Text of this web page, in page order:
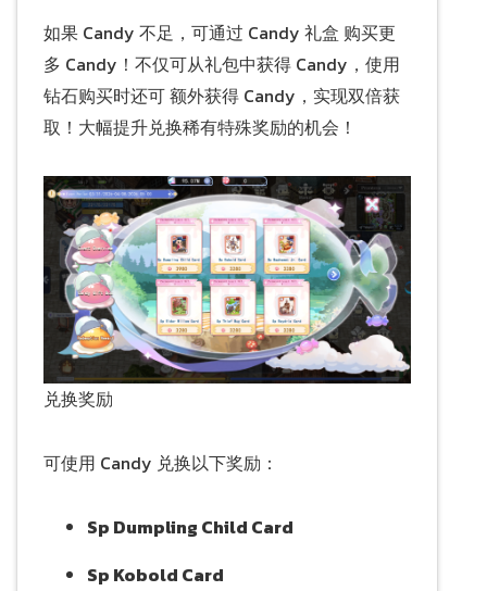
如果 Candy 不足，可通过 Candy 礼盒 购买更
多 Candy！不仅可从礼包中获得 Candy，使用
钻石购买时还可 额外获得 Candy，实现双倍获
取！大幅提升兑换稀有特殊奖励的机会！
兑换奖励
可使用 Candy 兑换以下奖励：
Sp Dumpling Child Card
Sp Kobold Card